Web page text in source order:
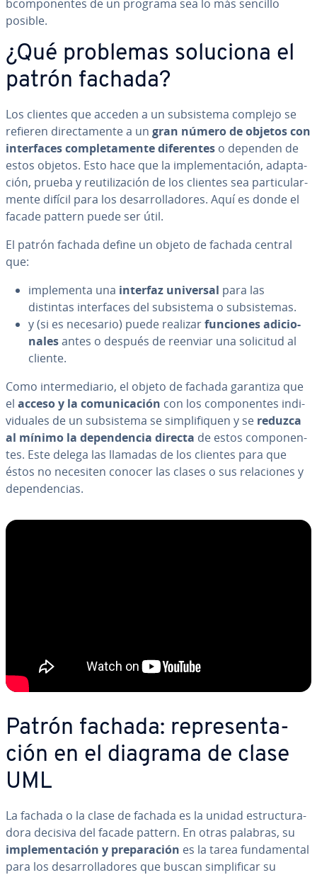
b­co­m­po­ne­n­tes de un programa sea lo más sencillo
posible.
¿Qué problemas soluciona el
patrón fachada?
Los clientes que acceden a un su­b­si­s­te­ma complejo se
refieren di­re­c­ta­me­n­te a un gran número de objetos con
in­te­r­fa­ces co­m­ple­ta­me­n­te di­fe­re­n­tes o dependen de
estos objetos. Esto hace que la im­ple­me­n­ta­ción, ada­p­ta­
ción, prueba y re­uti­li­za­ción de los clientes sea pa­r­ti­cu­la­r­
me­n­te difícil para los de­sa­rro­lla­do­res. Aquí es donde el
facade pattern puede ser útil.
El patrón fachada define un objeto de fachada central
que:
im­ple­me­n­ta una interfaz universal para las
distintas in­te­r­fa­ces del su­b­si­s­te­ma o su­b­si­s­te­mas.
y (si es necesario) puede realizarfunciones adi­cio­
na­lesantes o después de reenviar una solicitud al
cliente.
Como in­te­r­me­dia­rio, el objeto de fachada garantiza que
el acceso y la co­mu­ni­ca­ción con los co­m­po­ne­n­tes in­di­
vi­dua­les de un su­b­si­s­te­ma se si­m­pli­fi­quen y se reduzca
al mínimo la de­pe­n­de­n­cia directa de estos co­m­po­ne­n­
tes. Este delega las llamadas de los clientes para que
éstos no necesiten conocer las clases o sus re­la­cio­nes y
de­pe­n­de­n­cias.
Patrón fachada: re­pre­se­n­ta­
ción en el diagrama de clase
UML
La fachada o la clase de fachada es la unidad es­tru­c­tu­ra­
do­ra decisiva del facade pattern. En otras palabras, su
im­ple­me­n­ta­ción y pre­pa­ra­ción es la tarea fu­n­da­me­n­tal
para los de­sa­rro­lla­do­res que buscan si­m­pli­fi­car su